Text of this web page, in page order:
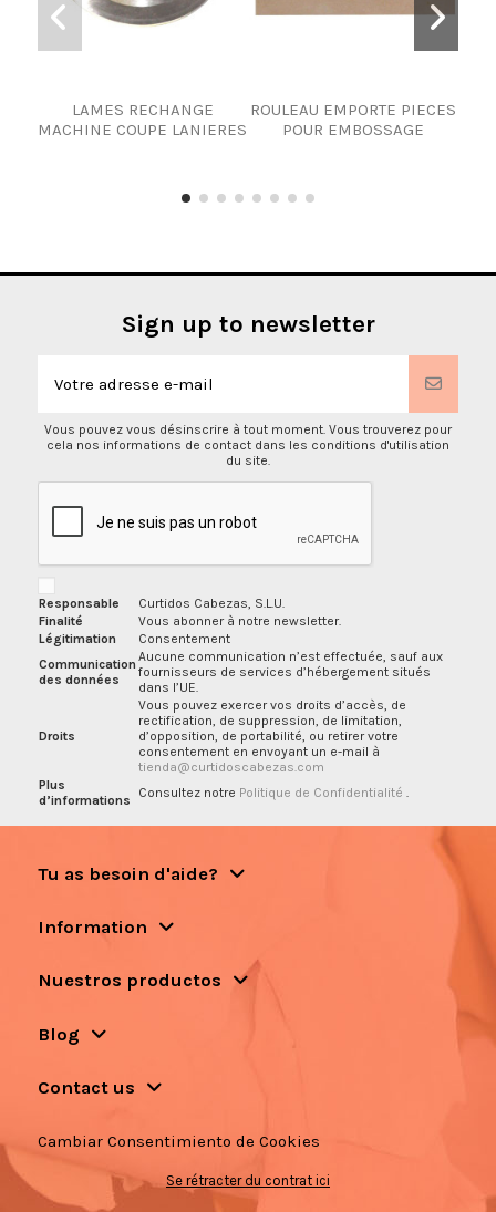
LAMES RECHANGE
MACHINE COUPE LANIERES
ROULEAU EMPORTE PIECES
POUR EMBOSSAGE
Sign up to newsletter
Vous pouvez vous désinscrire à tout moment. Vous trouverez pour
cela nos informations de contact dans les conditions d'utilisation
du site.
Responsable
Curtidos Cabezas, S.L.U.
Finalité
Vous abonner à notre newsletter.
Légitimation
Consentement
Communication
des données
Aucune communication n’est effectuée, sauf aux
fournisseurs de services d’hébergement situés
dans l’UE.
Droits
Vous pouvez exercer vos droits d’accès, de
rectification, de suppression, de limitation,
d’opposition, de portabilité, ou retirer votre
consentement en envoyant un e-mail à
tienda@curtidoscabezas.com
Plus
d’informations
Consultez notre Politique de Confidentialité .
Tu as besoin d'aide?
Information
Nuestros productos
Blog
Contact us
Cambiar Consentimiento de Cookies
Se rétracter du contrat ici